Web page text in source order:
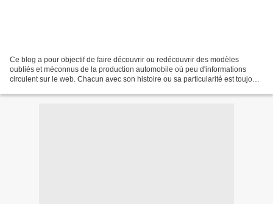
Ce blog a pour objectif de faire découvrir ou redécouvrir des modèles
oubliés et méconnus de la production automobile où peu d'informations
circulent sur le web. Chacun avec son histoire ou sa particularité est toujours